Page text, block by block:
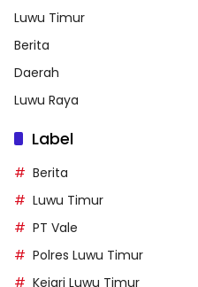
Luwu Timur
Berita
Daerah
Luwu Raya
Label
Berita
Luwu Timur
PT Vale
Polres Luwu Timur
Kejari Luwu Timur